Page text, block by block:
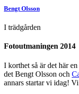
Bengt Olsson
I trädgården
Fotoutmaningen 2014
I korthet så är det här
det Bengt Olsson och
annars startar vi idag!